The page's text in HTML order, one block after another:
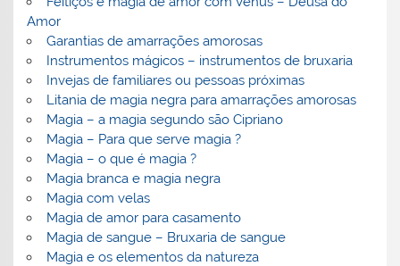
Amor
Garantias de amarrações amorosas
Instrumentos mágicos – instrumentos de bruxaria
Invejas de familiares ou pessoas próximas
Litania de magia negra para amarrações amorosas
Magia – a magia segundo são Cipriano
Magia – Para que serve magia ?
Magia – o que é magia ?
Magia branca e magia negra
Magia com velas
Magia de amor para casamento
Magia de sangue – Bruxaria de sangue
Magia e os elementos da natureza